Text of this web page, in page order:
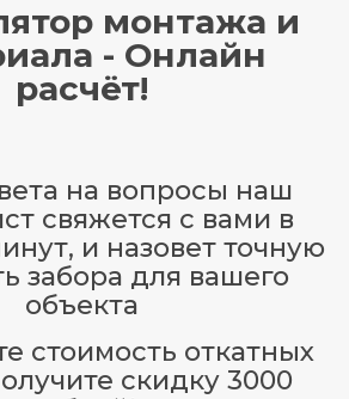
монтажа и
- Онлайн
расчёт!
на вопросы наш
свяжется с вами в
и назовет точную
забора для вашего
объекта
стоимость откатных
скидку 3000